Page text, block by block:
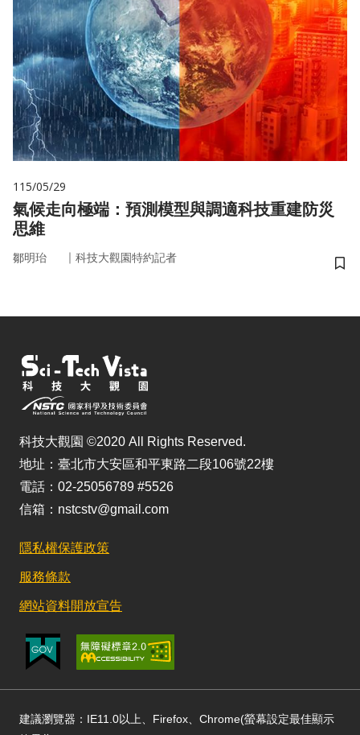
115/05/29
氣候走向極端：預測模型與調適科技重建防災
思維
鄒明珆 ｜ 科技大觀園特約記者
儲
科技大觀園 ©2020 All Rights Reserved.
地址：臺北市大安區和平東路二段106號22樓
電話：02-25056789 #5526
信箱：nstcstv@gmail.com
隱私權保護政策
服務條款
網站資料開放宣告
建議瀏覽器：IE11.0以上、Firefox、Chrome(螢幕設定最佳顯示